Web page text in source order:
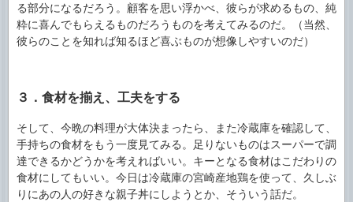
る部分になるだろう。顧客を思い浮かべ、彼らが求めるもの、純
粋に喜んでもらえるものだろうものを考えてみるのだ。（当然、
彼らのことを知れば知るほど喜ぶものが想像しやすいのだ）
３．食材を揃え、工夫をする
そして、今晩の料理が大体決まったら、また冷蔵庫を確認して、
手持ちの食材をもう一度見てみる。足りないものはスーパーで調
達できるかどうかを考えればいい。キーとなる食材はこだわりの
食材にしてもいい。今日は冷蔵庫の宮崎産地鶏を使って、久しぶ
りにあの人の好きな親子丼にしようとか、そういう話だ。